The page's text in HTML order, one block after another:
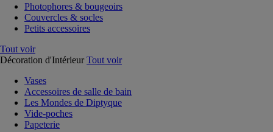
Photophores & bougeoirs
Couvercles & socles
Petits accessoires
Tout voir
Décoration d'Intérieur Tout voir
Vases
Accessoires de salle de bain
Les Mondes de Diptyque
Vide-poches
Papeterie